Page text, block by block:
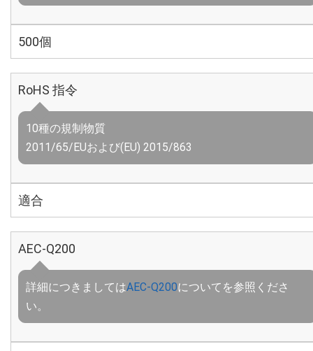
500個
RoHS 指令
10種の規制物質
2011/65/EUおよび(EU) 2015/863
適合
AEC-Q200
詳細につきましてはAEC-Q200についてを参照くださ
い。